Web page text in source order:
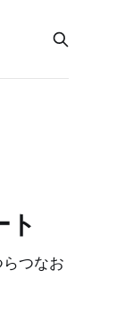
ト
つなお